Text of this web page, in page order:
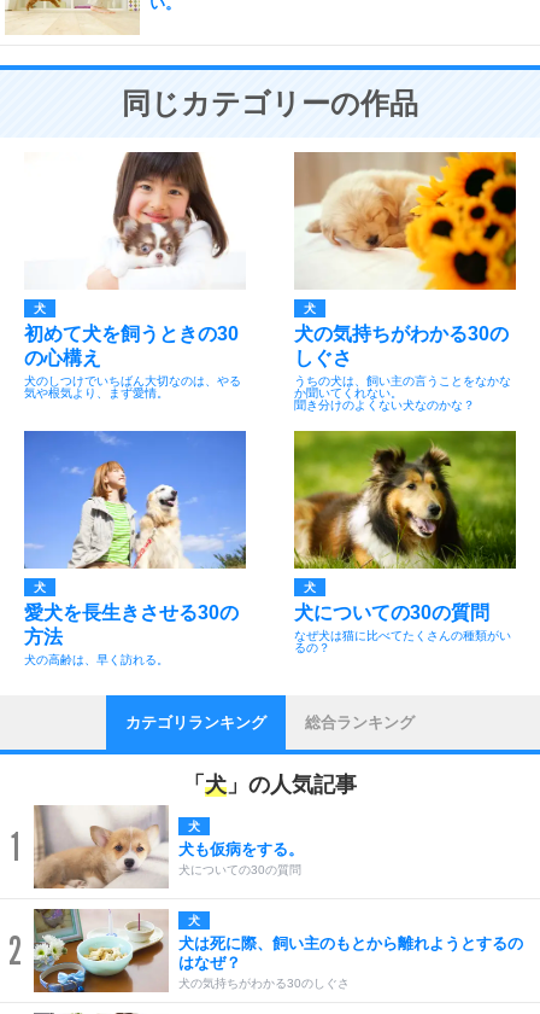
同じカテゴリーの作品
犬
初めて犬を飼うときの30
の心構え
犬のしつけでいちばん大切なのは、やる
気や根気より、まず愛情。
犬
犬の気持ちがわかる30の
しぐさ
うちの犬は、飼い主の言うことをなかな
か聞いてくれない。
聞き分けのよくない犬なのかな？
犬
愛犬を長生きさせる30の
方法
犬の高齢は、早く訪れる。
犬
犬についての30の質問
なぜ犬は猫に比べてたくさんの種類がい
るの？
カテゴリランキング 総合ランキング
「 犬 」の人気記事
1 犬
犬も仮病をする。
犬についての30の質問
2
犬
犬は死に際、飼い主のもとから離れようとするの
はなぜ？
犬の気持ちがわかる30のしぐさ